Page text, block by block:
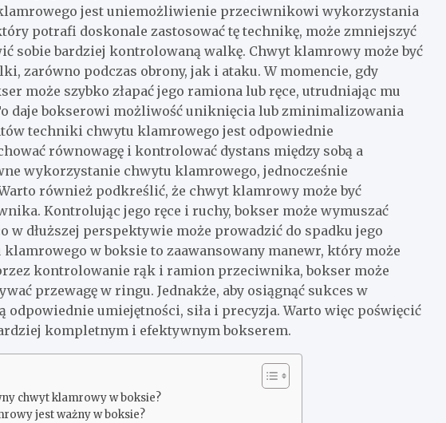
jest uniemożliwienie przeciwnikowi wykorzystania
potrafi doskonale zastosować tę technikę, może zmniejszyć
sobie bardziej kontrolowaną walkę. Chwyt klamrowy może być
zarówno podczas obrony, jak i ataku. W momencie, gdy
może szybko złapać jego ramiona lub ręce, utrudniając mu
daje bokserowi możliwość uniknięcia lub zminimalizowania
techniki chwytu klamrowego jest odpowiednie
równowagę i kontrolować dystans między sobą a
wykorzystanie chwytu klamrowego, jednocześnie
również podkreślić, że chwyt klamrowy może być
Kontrolując jego ręce i ruchy, bokser może wymuszać
w dłuższej perspektywie może prowadzić do spadku jego
w boksie to zaawansowany manewr, który może
kontrolowanie rąk i ramion przeciwnika, bokser może
przewagę w ringu. Jednakże, aby osiągnąć sukces w
odpowiednie umiejętności, siła i precyzja. Warto więc poświęcić
kompletnym i efektywnym bokserem.
chwyt klamrowy w boksie?
jest ważny w boksie?